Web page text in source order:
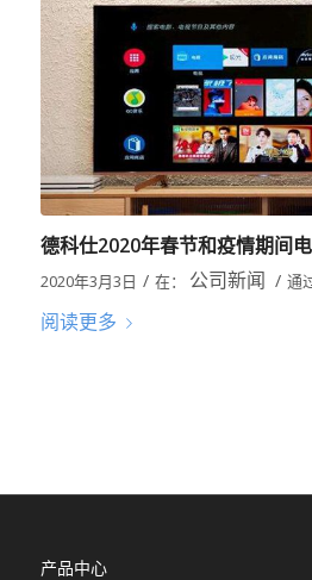
德科仕2020年春节和疫情期间
2020年3月3日 / 在： 公司新闻 / 通
阅读更多
产品中心